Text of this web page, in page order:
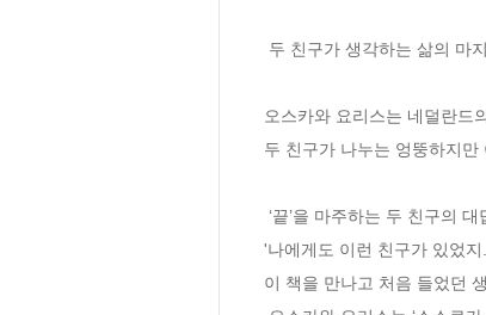
오스카와 요리스는 네덜란드
두 친구가 나누는 엉뚱하지
'나에게도 이런 친구가 있었지
이 책을 만나고 처음 들었던